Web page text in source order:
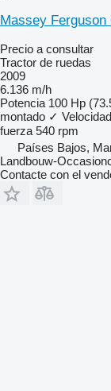
Massey Ferguson
Precio a consultar
Tractor de ruedas
2009
6.136 m/h
Potencia 100 Hp
montado ✓ Velocidad
fuerza 540 rpm
Países Bajos,
Landbouw-
Contacte con el